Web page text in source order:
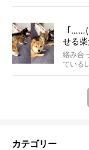
「
せる
絡み合
ている
カテゴリー